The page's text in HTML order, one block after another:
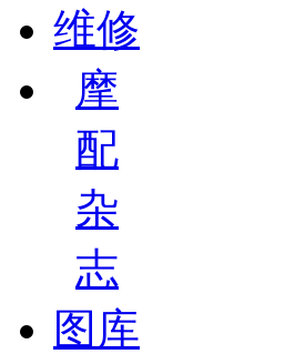
维修
摩
配
杂
志
图库